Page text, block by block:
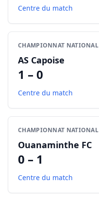
Centre du match
CHAMPIONNAT NATIONAL
AS Capoise
1 – 0
Centre du match
CHAMPIONNAT NATIONAL
Ouanaminthe FC
0 – 1
Centre du match